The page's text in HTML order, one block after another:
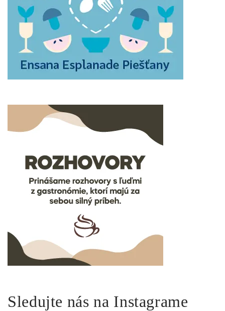
Sledujte nás na Instagrame